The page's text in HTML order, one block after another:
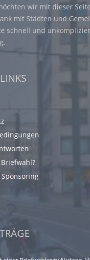
wir mit dieser
mit Städten und
schnell und